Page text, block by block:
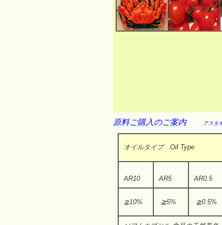
原料ご購入のご案内アスタキサ
オイルタイプ Oil Type
AR10 AR5 AR0.5
≧10% ≧5% ≧0.5%